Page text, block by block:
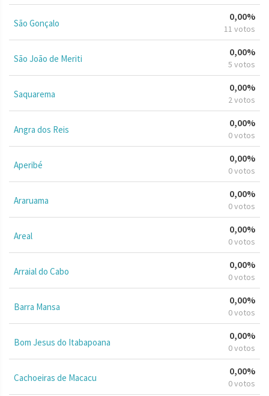
São Gonçalo
0,00%
11 votos
São João de Meriti
0,00%
5 votos
Saquarema
0,00%
2 votos
Angra dos Reis
0,00%
0 votos
Aperibé
0,00%
0 votos
Araruama
0,00%
0 votos
Areal
0,00%
0 votos
Arraial do Cabo
0,00%
0 votos
Barra Mansa
0,00%
0 votos
Bom Jesus do Itabapoana
0,00%
0 votos
Cachoeiras de Macacu
0,00%
0 votos